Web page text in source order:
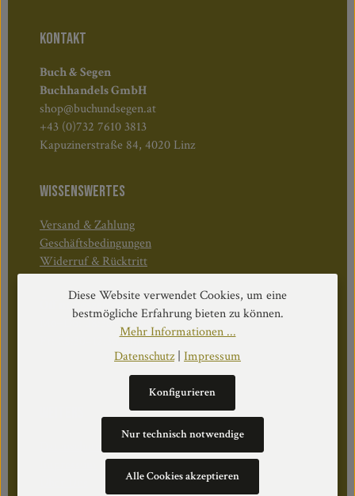
KONTAKT
Buch & Segen
Buchhandels GmbH
shop@buchundsegen.at
+43 (0)732 7610 3813
Kapuzinerstraße 84, 4020 Linz
WISSENSWERTES
Versand & Zahlung
Geschäftsbedingungen
Widerruf & Rücktritt
Öffnungszeiten:
Mo–Do: 08:30–17:00 Uhr
Fr: 08:30–12:30 Uhr
Diese Website verwendet Cookies, um eine
bestmögliche Erfahrung bieten zu können.
Mehr Informationen ...
Datenschutz| Impressum
Nur technisch notwendige
Konfigurieren
Alle Cookies akzeptieren